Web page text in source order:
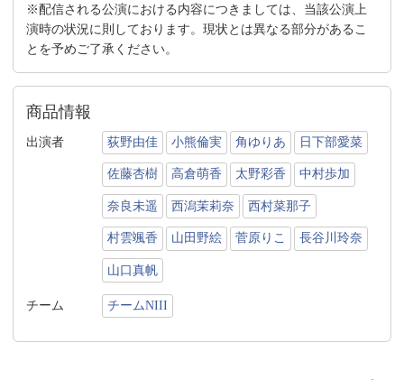
※配信される公演における内容につきましては、当該公演上
演時の状況に則しております。現状とは異なる部分があるこ
とを予めご了承ください。
商品情報
出演者 荻野由佳 小熊倫実 角ゆりあ 日下部愛菜
佐藤杏樹 高倉萌香 太野彩香 中村歩加
奈良未遥 西潟茉莉奈 西村菜那子
村雲颯香 山田野絵 菅原りこ 長谷川玲奈
山口真帆
チーム チームNIII